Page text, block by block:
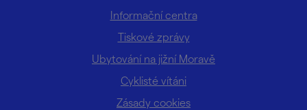
Informační centra
Tiskové zprávy
Ubytování na jižní Moravě
Cyklisté vítáni
Zásady cookies